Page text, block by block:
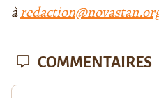
à
COMMENTAIRES